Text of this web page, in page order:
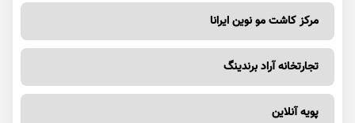
مرکز کاشت مو نوین ایرانا
تجارتخانه آراد برندینگ
پویه آنلاین